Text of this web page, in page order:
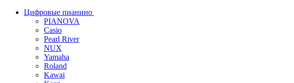
Цифровые пианино
PIANOVA
Casio
Pearl River
NUX
Yamaha
Roland
Kawai